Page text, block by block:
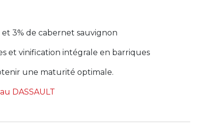
3% de cabernet sauvignon
et vinification intégrale en barriques
une maturité optimale.
DASSAULT